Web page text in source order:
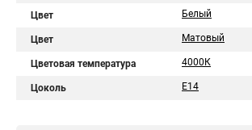
Цвет Белый
Цвет Матовый
Цветовая температура 4000К
Цоколь E14